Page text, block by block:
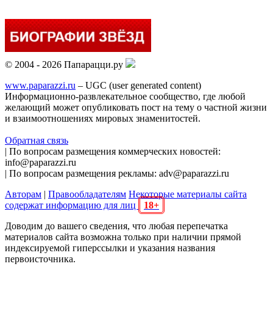
© 2004 - 2026 Папарацци.ру
www.paparazzi.ru – UGC (user generated content)
Информационно-развлекательное сообщество, где любой
желающий может опубликовать пост на тему о частной жизни
и взаимоотношениях мировых знаменитостей.
Обратная связь
| По вопросам размещения коммерческих новостей:
info@paparazzi.ru
| По вопросам размещения рекламы: adv@paparazzi.ru
Авторам | Правообладателям Некоторые материалы сайта
содержат информацию для лиц
18+
Доводим до вашего сведения, что любая перепечатка
материалов сайта возможна только при наличии прямой
индексируемой гиперссылки и указания названия
первоисточника.